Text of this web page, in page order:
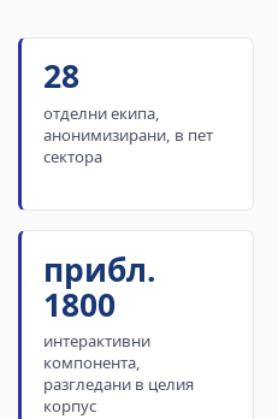
28
отделни екипа,
анонимизирани, в пет
сектора
прибл.
1800
интерактивни
компонента,
разгледани в целия
корпус